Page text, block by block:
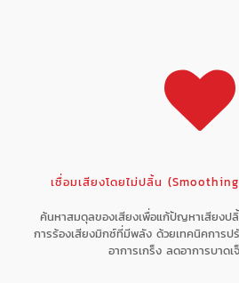
เชื่อมเสียงโดยไม่ปลิ้น
ค้นหาสมดุลของเสียงเพื่อแก้ปัญหาเสียงป
การร้องเสียงมิกซ์ที่มีพลัง ด้วยเทคนิคการป
อาการเกร็ง ลดอาการบาดเ